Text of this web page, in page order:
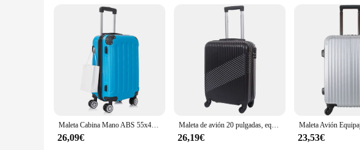
Parts and Accessories: Includes Locking Mechanism and Wheels for Easy Mobility
|Wholesale|Vendors|
**Versatile and Durable**
Crafted from high-quality polycarbonate, the maleta de viaje is not only
design makes it a stylish accessory for any traveler, while the spacious interior is
getaway or a long-haul journey, this travel case is the perfect companion for your
**Ease of Use and Mobility**
Equipped with smooth-rolling wheels and a sturdy telescopic handle, this travel
possessions from theft or tampering. The thoughtful design of this maleta de viaje
Maleta Cabina Mano ABS 55x40x20cm (40L)- 20 Pulgadas - Wizzair Ryanair Vueling Iberia - Negro/Azul/RosaDorado/Plateado/Amarillo/Rojo/RosaPalo/Turquesa/Verde/Menta/Morada
26,09€
Maleta de avión 20 pulgadas, equipaje de mano con tablero, maleta con ruedas desmontables de embarque, caja de viaje con contraseña, material ABS,
26,19€ 23,53€